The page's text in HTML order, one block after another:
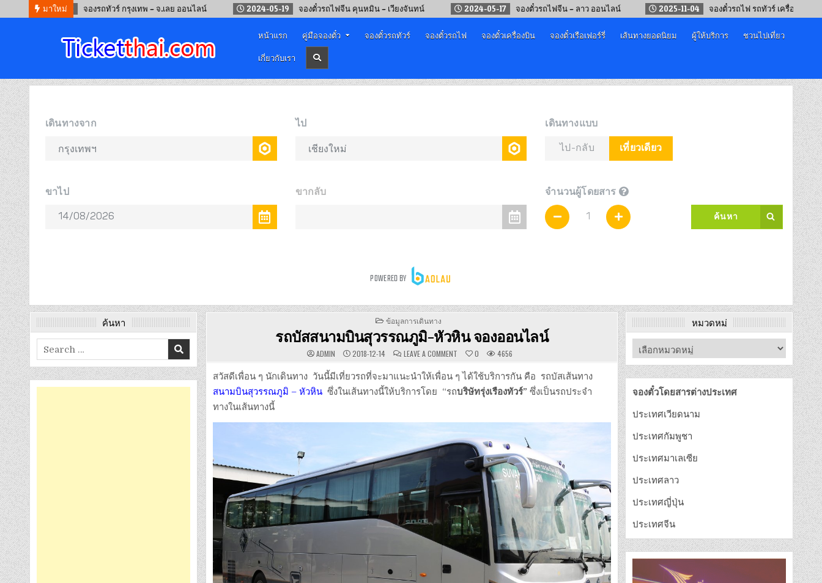
มาใหม่
09-12 จองรถทัวร์ กรุงเทพ – จ.เลย ออนไลน์ 2024-05-19 จองตั๋วรถไฟจีน คุนหมิน – เวียงจันทน์ 2024-05-17 จองตั๋วรถไฟจีน – ลาว ออนไลน์ 2025-11-04 จองตั๋วรถไฟ รถทัวร์ เครื่องบิน “เทศกาลปีให
จองตั๋วออนไลน์
หน้าแรก คู่มือจองตั๋ว จองตั๋วรถทัวร์ จองตั๋วรถไฟ จองตั๋วเครื่องบิน จองตั๋วเรือเฟอร์รี่ เส้นทางยอดนิยม ผู้ให้บริการ
ชวนไปเที่ยว
เกี่ยวกับเรา
POSTED
IN
ข้อมูลการเดินทาง
รถบัสสนามบินสุวรรณภูมิ-หัวหิน จองออนไลน์
ADMIN 2018-12-14 LEAVE A COMMENT ON
สนาม
บิน
สุวรรณภูมิ-
หัวหิน
0 4656
สวัสดีเพื่อน ๆ นักเดินทาง วันนี้มีเที่ยวรถที่จะมาแนะนำให้เพื่อน ๆ ได้ใช้บริการกัน คือ รถบัสเส้นทาง
สนามบินสุวรรณภูมิ – หัวหินซึ่งในเส้นทางนี้ให้บริการโดย “รถบริษัทรุ่งเรืองทัวร์” ซึ่งเป็นรถประจำ
ทางในเส้นทางนี้
ค้นหา
Search
for:
หมวดหมู่
จองตั๋วโดยสารต่างประเทศ
ประเทศเวียดนาม
ประเทศกัมพูชา
ประเทศมาเลเซีย
ประเทศลาว
ประเทศญี่ปุ่น
ประเทศจีน